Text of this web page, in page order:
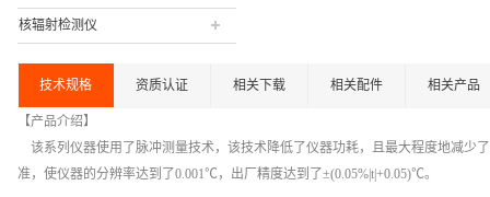
核辐射检测仪
技术规格 资质认证 相关下载 相关配件 相关产品
【产品介绍】
该系列仪器使用了脉冲测量技术，该技术降低了仪器功耗，且最大程度地减少
准，使仪器的分辨率达到了0.001℃，出厂精度达到了±(0.05%|t|+0.05)℃。